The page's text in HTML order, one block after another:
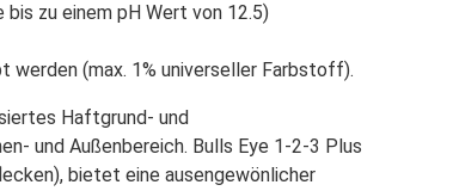
zu einem pH Wert von 12.5)
werden (max. 1% universeller Farbstoff).
Haftgrund- und
und Außenbereich. Bulls Eye 1-2-3 Plus
bietet eine ausengewönlicher